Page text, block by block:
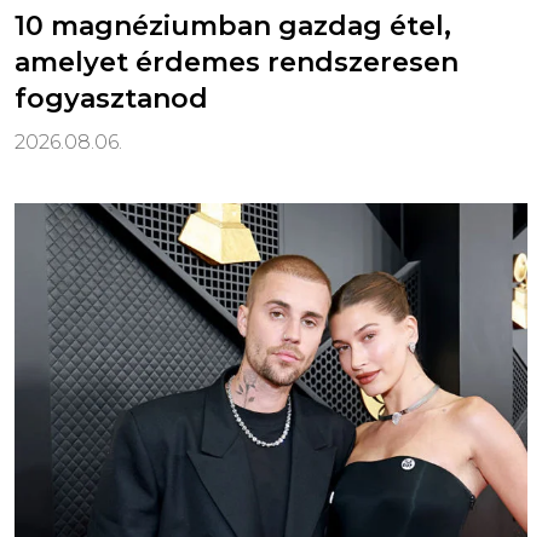
10 magnéziumban gazdag étel,
amelyet érdemes rendszeresen
fogyasztanod
2026.08.06.